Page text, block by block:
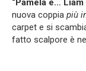
“Pamela e… Liam
nuova coppia più
carpet e si
fatto scalpore è